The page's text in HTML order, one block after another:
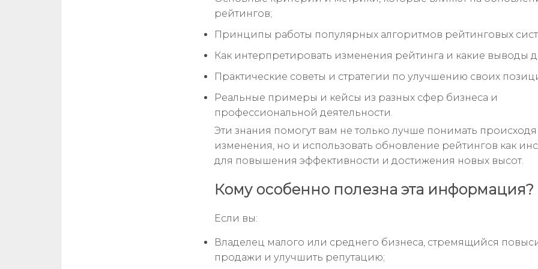
рейтингов;
Принципы работы популярных алгоритмов рейтинговых
Как интерпретировать изменения рейтинга и какие выводы
Практические советы и стратегии по улучшению своих
Реальные примеры и кейсы из разных сфер бизнеса и
профессиональной деятельности.
Эти знания помогут вам не только лучше понимать
изменения, но и использовать обновление рейтингов как
для повышения эффективности и достижения новых высот.
Кому особенно полезна эта информация?
Если вы:
Владелец малого или среднего бизнеса, стремящийся
продажи и улучшить репутацию;